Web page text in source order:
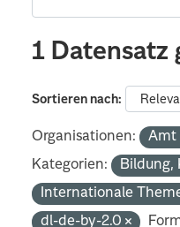
1 Datensatz
Sortieren nach
Organisationen:
Amt
Kategorien:
Bildung,
Internationale
dl-de-by-2.0